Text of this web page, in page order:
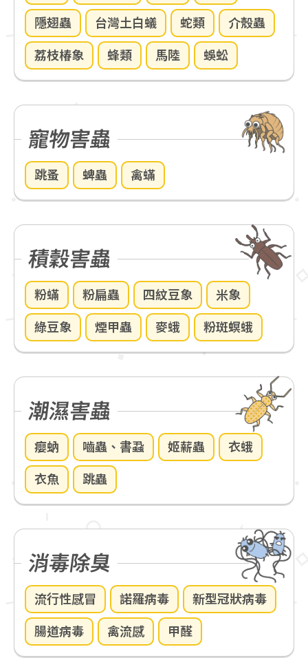
隱翅蟲
台灣土白蟻 蛇類
介殼蟲
荔枝椿象
蜂類 馬陸 蜈蚣
寵物害蟲
跳蚤 蜱蟲 禽蟎
積穀害蟲
粉蟎 粉扁蟲 四紋豆象
米象
綠豆象
煙甲蟲 麥蛾 粉斑螟蛾
潮濕害蟲
癭蚋 嚙蟲、書蝨 姬薪蟲
衣蛾
衣魚
跳蟲
消毒除臭
流行性感冒 諾羅病毒
新型冠狀病毒
腸道病毒
禽流感 甲醛